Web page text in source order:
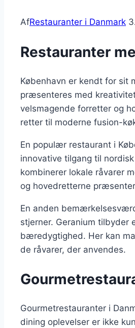
AfRestauranter i Danmark
Restauranter
København er kendt for sit
præsenteres med
velsmagende forretter og
retter til moderne fusion-
En populær restaurant i
innovative tilgang til
kombinerer lokale råvarer
og hovedretterne
En anden
stjerner. Geranium
bæredygtighed. Her kan
de råvarer, der anvendes.
Gourmetrestauranter i
dining oplevelser er ikke